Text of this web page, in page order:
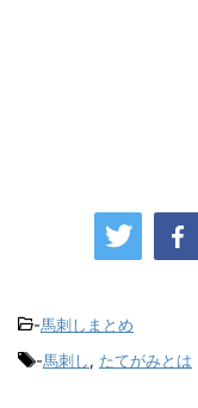
-馬刺しまとめ
-馬刺し, たてがみとは